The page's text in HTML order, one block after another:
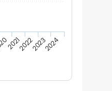
2021202220232024